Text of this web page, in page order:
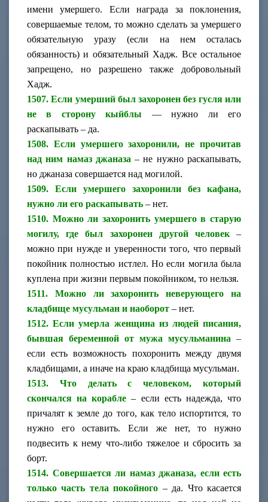
имени умершего. Если награда за поклонения,
совершаемые телом, то можно сделать за умершего
обязательную уразу (если на нем осталась
обязанность) и обязательный Хадж. Все остальное
запрещено, но разрешено также добровольный
Хадж.
1507. Если умерший был захоронен без гусля или
не в сторону кыйблы
— нужно ли его
раскапывать – да.
1508. Если умершего захоронили, не прочитав
над ним намаз джаназа – не нужно раскапывать,
но джаназа совершается над могилой.
1509. Если умершего захоронили без кафана,
нужно ли его раскапывать – нет.
1510. Можно ли захоронить умершего в старую
могилу, где был захоронен другой человек
–
можно при нужде и уверенности того, что первый
покойник полностью истлел. Но если могила была
куплена при жизни первым покойником, то нельзя.
1511. Можно ли захоронить неверующего на
кладбище мусульман и наоборот – нет.
1512. Если умерла женщина из людей писания,
бывшая беременной от мужа мусульманина –
если есть возможность похоронить между двумя
кладбищами, а иначе на краю кладбища мусульман.
1513. Что делать с человеком, который
скончался на корабле – если есть надежда, что
причалят к земле до того, как тело испортится, то
нужно его оставить. Если же нет, то нужно
подвесить к нему что-либо тяжелое и сбросить за
борт.
1514. Совершается ли намаз джаназа, если есть
только часть тела покойного – да. Что касается